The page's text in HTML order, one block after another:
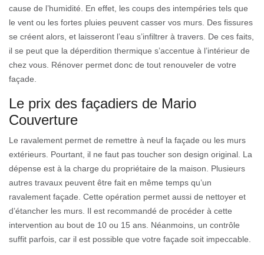
cause de l’humidité. En effet, les coups des intempéries tels que
le vent ou les fortes pluies peuvent casser vos murs. Des fissures
se créent alors, et laisseront l’eau s’infiltrer à travers. De ces faits,
il se peut que la déperdition thermique s’accentue à l’intérieur de
chez vous. Rénover permet donc de tout renouveler de votre
façade.
Le prix des façadiers de Mario
Couverture
Le ravalement permet de remettre à neuf la façade ou les murs
extérieurs. Pourtant, il ne faut pas toucher son design original. La
dépense est à la charge du propriétaire de la maison. Plusieurs
autres travaux peuvent être fait en même temps qu’un
ravalement façade. Cette opération permet aussi de nettoyer et
d’étancher les murs. Il est recommandé de procéder à cette
intervention au bout de 10 ou 15 ans. Néanmoins, un contrôle
suffit parfois, car il est possible que votre façade soit impeccable.